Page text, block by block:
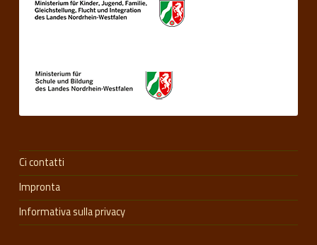
Ci contatti
Impronta
Informativa sulla privacy